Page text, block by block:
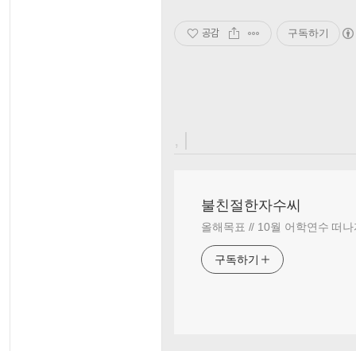
공감 구독하기
, |
불친절한자수씨
올해목표 // 10월 어학연수 떠나
구독하기